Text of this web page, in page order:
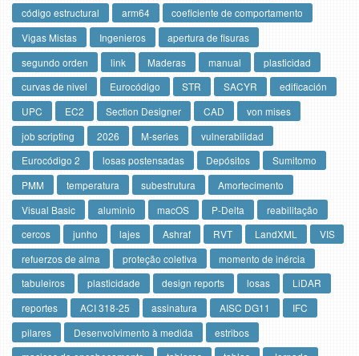
código estructural
arm64
coeficiente de comportamento
Vigas Mistas
Ingenieros
apertura de fisuras
segundo orden
link Maderas manual
plasticidad
curvas de nivel
Eurocódigo STR SACYR
edificación
UPC
EC2 Section Designer CAD
von mises
job scripting
2026 M-series
vulnerabilidad
Eurocódigo 2
losas postensadas Depósitos
Sumitomo
PMM
temperatura subestrutura
Amortecimento
Visual Basic
aluminio macOS P-Delta
reabilitação
cercos
junho lajes Ashraf RVT LandXML
VIS
refuerzos de alma
proteção coletiva
momento de inércia
tabuleiros
plasticidade design reports losas
LiDAR
reportes
ACI 318-25 assinatura AISC DG11
IFC
pilares
Desenvolvimento à medida
estribos